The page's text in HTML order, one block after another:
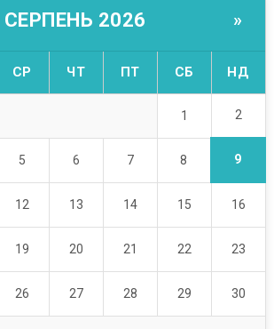
СЕРПЕНЬ 2026 »
СР ЧТ ПТ СБ НД
1 2
5 6 7 8 9
12 13 14 15 16
19 20 21 22 23
26 27 28 29 30